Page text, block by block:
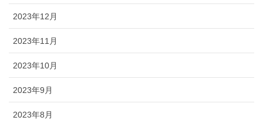
2023年12月
2023年11月
2023年10月
2023年9月
2023年8月